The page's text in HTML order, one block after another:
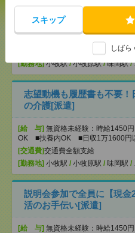
スキップ
しばら
いも仕事の1つ[派遣]
[勤務地]小牧駅/小牧原駅/味岡駅/
志望動機も履歴書も不要
の介護[派遣]
[給 与] 無資格未経験：時給1450
OK ■扶養内OK ■日収1万1600円
[交通費]交通費全額支給
[勤務地] 小牧駅 / 小牧原駅 / 味岡駅 /
説明会参加で全員に【現
活のお手伝い[派遣]
[給 与] 無資格未経験：時給1450